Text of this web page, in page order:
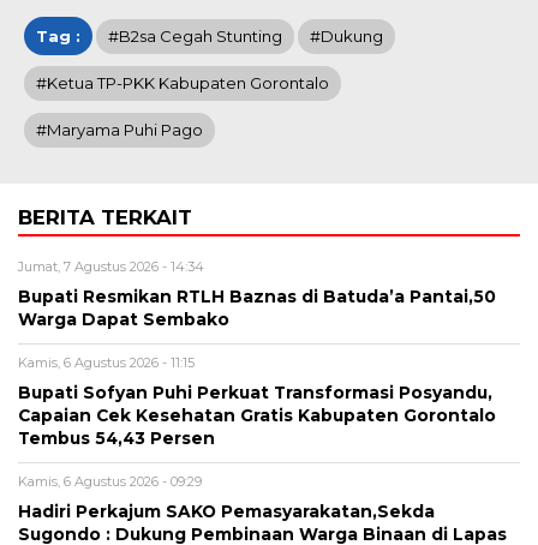
Tag : #B2sa Cegah Stunting #Dukung
#Ketua TP-PKK Kabupaten Gorontalo
#Maryama Puhi Pago
BERITA TERKAIT
Jumat, 7 Agustus 2026 - 14:34
Bupati Resmikan RTLH Baznas di Batuda’a Pantai,50
Warga Dapat Sembako
Kamis, 6 Agustus 2026 - 11:15
Bupati Sofyan Puhi Perkuat Transformasi Posyandu,
Capaian Cek Kesehatan Gratis Kabupaten Gorontalo
Tembus 54,43 Persen
Kamis, 6 Agustus 2026 - 09:29
Hadiri Perkajum SAKO Pemasyarakatan,Sekda
Sugondo : Dukung Pembinaan Warga Binaan di Lapas